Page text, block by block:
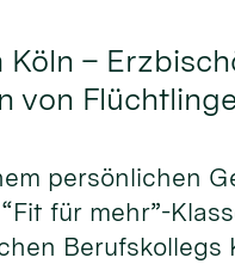
Köln –
von
persönlichen
für mehr”-
Berufskollegs